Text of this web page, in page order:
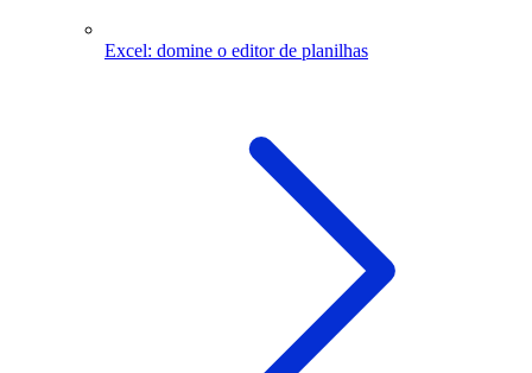
Excel: domine o editor de planilhas